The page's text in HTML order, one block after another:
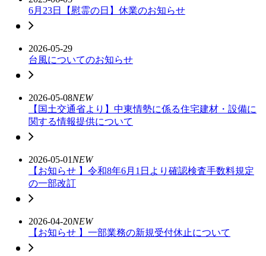
6月23日【慰霊の日】休業のお知らせ
2026-05-29
台風についてのお知らせ
2026-05-08NEW
【国土交通省より】中東情勢に係る住宅建材・設備に
関する情報提供について
2026-05-01 NEW
【お知らせ 】令和8年6月1日より確認検査手数料規定
の一部改訂
2026-04-20NEW
【お知らせ 】一部業務の新規受付休止について